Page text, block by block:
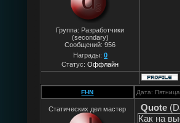
Группа: Разработчики
(secondary)
Сообщений:956
Награды: 0
Статус:Оффлайн
FHN Дата:
Статических дел мастер Quote (
Как на